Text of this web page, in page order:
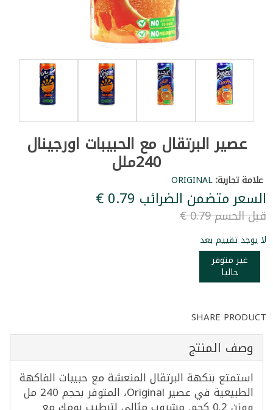
عصير البرتقال مع الحبيبات اورجينال
240ملل
علامة تجارية:ORIGINAL
السعر متضمن الضرائب ‏0.79 €
قبل الحسم ‏0.79 €
لا يوجد تقييم بعد
غير متوفر
حاليا
SHARE PRODUCT
وصف المنتج
استمتع بنكهة البرتقال المنعشة مع حبيبات الفاكهة
الطبيعية في عصير Original، المتوفر بحجم 240 مل